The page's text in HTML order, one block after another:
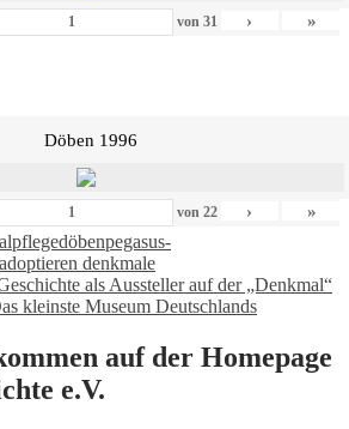
von 31 › »
Döben 1996
von 22 › »
döbenpegasus-
denkmale
als Aussteller auf der „Denkmal“
kleinste Museum Deutschlands
auf der Homepage
e.V.